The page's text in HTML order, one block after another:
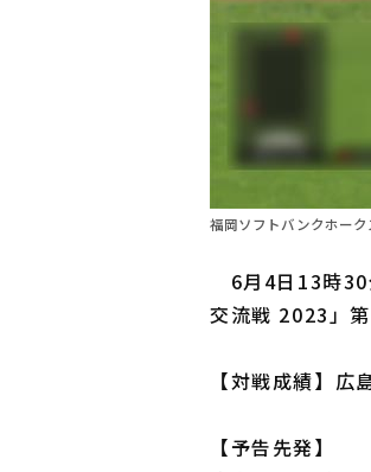
福岡ソフトバンクホー
6月4日13時30
交流戦 2023」
【対戦成績】
【予告先発】